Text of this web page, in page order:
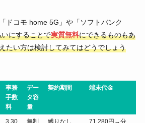
ドコモ home 5G」や「ソフトバンク
にすることで実質無料にできるものもあ
たい方は検討してみてはどうでしょう
事務
手数
料
デー
タ容
量
契約期間 端末代金
3,30
無制
縛りなし
71,280円→分